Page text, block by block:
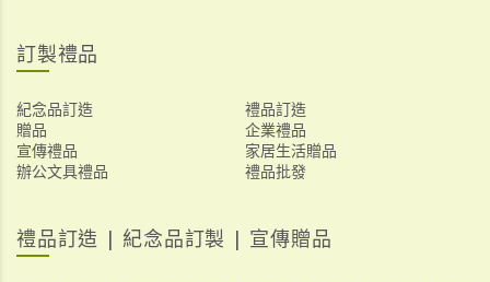
訂製禮品
紀念品訂造
禮品訂造
贈品
企業禮品
宣傳禮品
家居生活贈品
辦公文具禮品
禮品批發
禮品訂造 | 紀念品訂製 | 宣傳贈品